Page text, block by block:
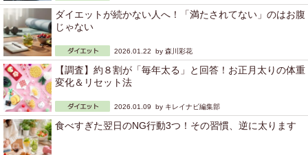
ダイエットが続かない人へ！「満たされてない」のはお腹
じゃない
2026.01.22 by 森川彩花
【調査】約８割が「毎年太る」と回答！お正月太りの体重
変化＆リセット法
2026.01.09 by キレイナビ編集部
食べすぎた翌日のNG行動3つ！その習慣、逆に太ります